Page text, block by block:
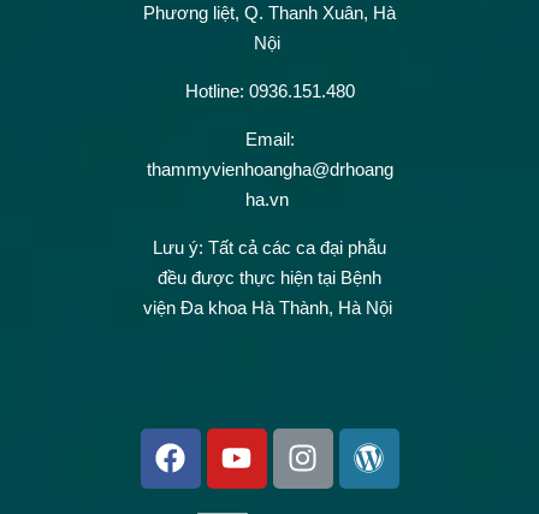
Phương liệt, Q. Thanh Xuân, Hà
Nội
Hotline: 0936.151.480
Email:
thammyvienhoangha@drhoang
ha.vn
Lưu ý: Tất cả các ca đại phẫu
đều được thực hiện tại Bệnh
viện Đa khoa Hà Thành, Hà Nội